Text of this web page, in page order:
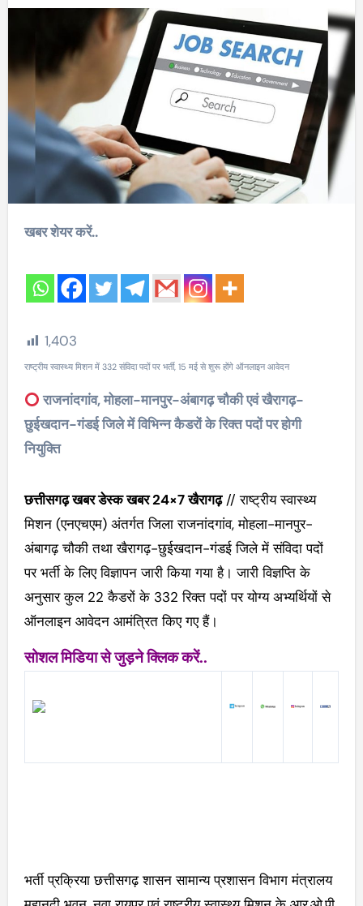
खबर शेयर करें..
1,403
राष्ट्रीय स्वास्थ्य मिशन में 332 संविदा पदों पर भर्ती, 15 मई से शुरू होंगे ऑनलाइन आवेदन
राजनांदगांव, मोहला-मानपुर-अंबागढ़ चौकी एवं खैरागढ़-
छुईखदान-गंडई जिले में विभिन्न कैडरों के रिक्त पदों पर होगी
नियुक्ति
छत्तीसगढ़ खबर डेस्क खबर 24×7 खैरागढ़// राष्ट्रीय स्वास्थ्य
मिशन (एनएचएम) अंतर्गत जिला राजनांदगांव, मोहला-मानपुर-
अंबागढ़ चौकी तथा खैरागढ़-छुईखदान-गंडई जिले में संविदा पदों
पर भर्ती के लिए विज्ञापन जारी किया गया है। जारी विज्ञप्ति के
अनुसार कुल 22 कैडरों के 332 रिक्त पदों पर योग्य अभ्यर्थियों से
ऑनलाइन आवेदन आमंत्रित किए गए हैं।
सोशल मिडिया से जुड़ने क्लिक करें..
भर्ती प्रक्रिया छत्तीसगढ़ शासन सामान्य प्रशासन विभाग मंत्रालय